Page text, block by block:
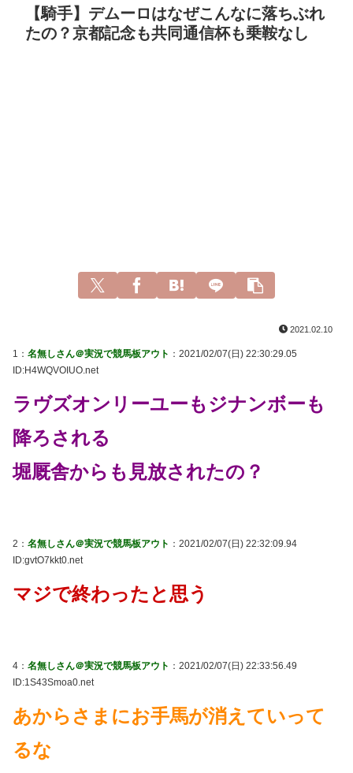
【騎手】デムーロはなぜこんなに落ちぶれ
たの？京都記念も共同通信杯も乗鞍なし
2021.02.10
1： 名無しさん＠実況で競馬板アウト ：2021/02/07(日) 22:30:29.05
ID:H4WQVOIUO.net
ラヴズオンリーユーもジナンボーも
降ろされる
堀厩舎からも見放されたの？
2： 名無しさん＠実況で競馬板アウト ：2021/02/07(日) 22:32:09.94
ID:gvtO7kkt0.net
マジで終わったと思う
4： 名無しさん＠実況で競馬板アウト ：2021/02/07(日) 22:33:56.49
ID:1S43Smoa0.net
あからさまにお手馬が消えていって
るな